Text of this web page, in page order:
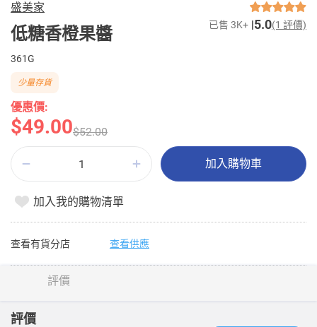
盛美家
低糖香橙果醬 已售 3K+ 5.0(1 評價)
361G
優惠價:
$49.00$52.00
少量存貨
加入購物車
加入我的購物清單
查看有貨分店 查看供應
評價
評價